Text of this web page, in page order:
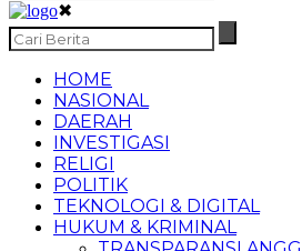
✖
HOME
NASIONAL
DAERAH
INVESTIGASI
RELIGI
POLITIK
TEKNOLOGI & DIGITAL
HUKUM & KRIMINAL